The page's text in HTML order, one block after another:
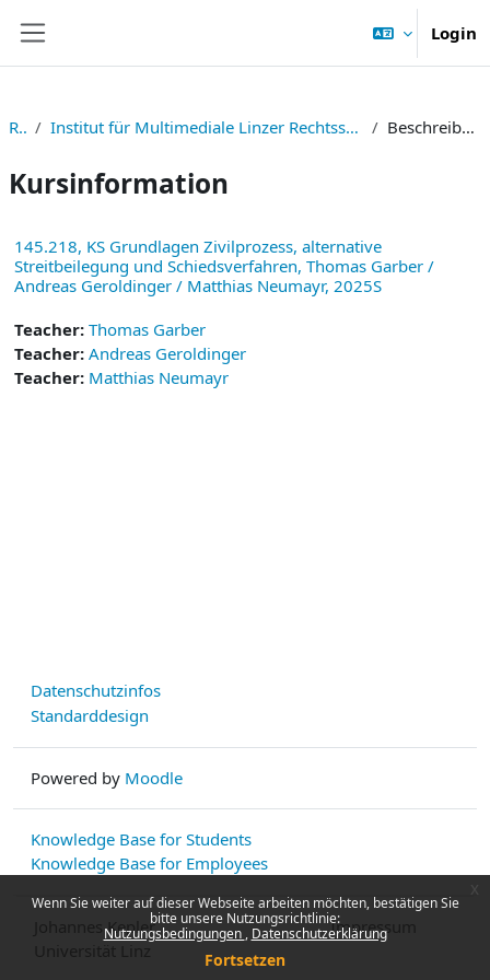
Wenn Sie weiter auf dieser Webseite arbeiten möchten, bestätigen Sie
bitte unsere Nutzungsrichtlinie:
Nutzungsbedingungen Datenschutzerklärung
Fortsetzen
Login
RE Institut für Multimediale Linzer Rechtsstudien Beschreibung
Kursinformation
145.218, KS Grundlagen Zivilprozess, alternative
Streitbeilegung und Schiedsverfahren, Thomas Garber /
Andreas Geroldinger / Matthias Neumayr, 2025S
Teacher: Thomas Garber
Teacher: Andreas Geroldinger
Teacher: Matthias Neumayr
Datenschutzinfos
Standarddesign
Powered by Moodle
Knowledge Base for Students
Knowledge Base for Employees
Johannes Kepler
Impressum